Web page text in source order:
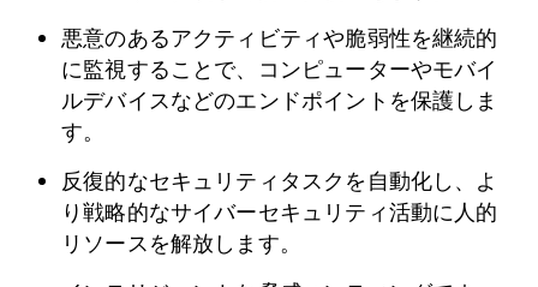
悪意のあるアクティビティや脆弱性を継続的
に監視することで、コンピューターやモバイ
ルデバイスなどのエンドポイントを保護しま
す。
反復的なセキュリティタスクを自動化し、よ
り戦略的なサイバーセキュリティ活動に人的
リソースを解放します。